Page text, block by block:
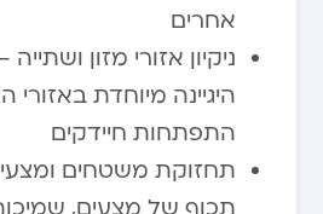
אחרים
ניקיון אזורי מזון
היגיינה מיוחדת
התפתחות חיידקים
תחזוקת משטחים